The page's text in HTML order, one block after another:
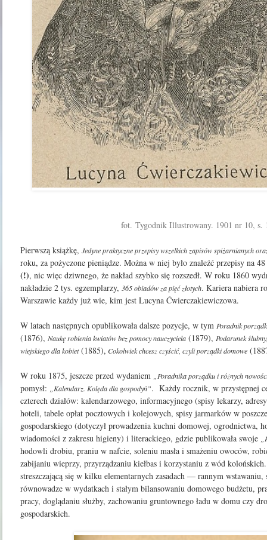
fot. Tygodnik Illustrowany. 1901 nr 10, s.
Pierwszą książkę, Jedyne praktyczne przepisy wszelkich zapisów spiżarnianych
roku, za pożyczone pieniądze. Można w niej było znaleźć przepisy na
(!), nic więc dziwnego, że nakład szybko się rozszedł. W roku 1860
nakładzie 2 tys. egzempla­rzy, 365obiadów zapięć złotych. Kariera nabiera
Warszawie każdy już wie, kim jest Lucyna Ćwierczakiewiczowa.
W latach następnych opublikowała dalsze pozycje, w tym Poradnik
(1876), Naukę robieniakwiatówbezpomocynauczyciela (1879), Podarunek
wiejskiegodlako­biet (1885), Cokolwiek chcesz czyścić, czyli porządki domowe
W roku 1875, jeszcze przed wydaniem „Poradnika porządku i różnych
pomysł: „Kalendarz. Kolęda dla gospodyń”. Każdy rocznik, w przystępnej
czterech działów: kalendarzowego, informacyj­nego (spisy lekarzy,
hoteli, ta­bele opłat pocztowych i kolejowych, spisy jarmarków w
gospodarskiego (dotyczył prowadzenia kuchni domowej, ogrodnictwa,
wiadomości z zakresu higieny) i literackiego, gdzie publikowała swoje
hodowli drobiu, pra­niu w nafcie, soleniu masła i smażeniu owoców,
zabijaniu wieprzy, przyrządzaniu kiełbas i korzystaniu z wód
streszczającą się w kilku elementarnych zasadach — rannym wstawaniu,
równowadze w wydatkach i stałym bilansowaniu domowego budżetu,
pracy, doglądaniu służby, zachowaniu gruntownego ładu w domu czy
gospodarskich.